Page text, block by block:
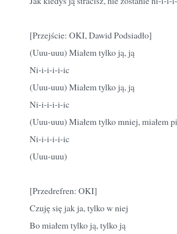
[Przejście: OKI, Dawid Podsiadło]
(Uuu-uuu) Miałem tylko ją, ją
Ni-i-i-i-i-ic
(Uuu-uuu) Miałem tylko ją, ją
Ni-i-i-i-i-ic
(Uuu-uuu) Miałem tylko mniej, miałem
Ni-i-i-i-i-ic
(Uuu-uuu)
[Przedrefren: OKI]
Czuję się jak ja, tylko w niej
Bo miałem tylko ją, tylko ją